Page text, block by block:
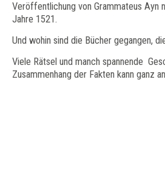
Veröffentlichung von Grammateus Ayn
Jahre 1521.
Und wohin sind die Bücher gegangen,
Viele Rätsel und manch spannende
Zusammenhang der Fakten kann ganz